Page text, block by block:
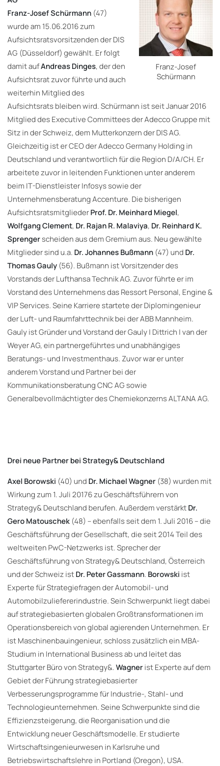
Franz-Josef
Schürmann
Franz-Josef Schürmann (47)
wurde am 15.06.2016 zum
Aufsichtsratsvorsitzenden der DIS
AG (Düsseldorf) gewählt. Er folgt
damit aufAndreas Dinges, der den
Aufsichtsrat zuvor führte und auch
weiterhin Mitglied des
Aufsichtsrats bleiben wird. Schürmann ist seit Januar 2016
Mitglied des Executive Committees der Adecco Gruppe mit
Sitz in der Schweiz, dem Mutterkonzern der DIS AG.
Gleichzeitig ist er CEO der Adecco Germany Holding in
Deutschland und verantwortlich für die Region D/A/CH. Er
arbeitete zuvor in leitenden Funktionen unter anderem
beim IT-Dienstleister Infosys sowie der
Unternehmensberatung Accenture. Die bisherigen
AufsichtsratsmitgliederProf. Dr. Meinhard Miegel,
Wolfgang Clement, Dr. Rajan R. Malaviya, Dr. Reinhard K.
Sprengerscheiden aus dem Gremium aus. Neu gewählte
Mitglieder sind u.a. Dr. Johannes Bußmann (47) und Dr.
Thomas Gauly (56). Bußmann ist Vorsitzender des
Vorstands der Lufthansa Technik AG. Zuvor führte er im
Vorstand des Unternehmens das Ressort Personal, Engine &
VIP Services. Seine Karriere startete der Diplomingenieur
der Luft- und Raumfahrttechnik bei der ABB Mannheim.
Gauly ist Gründer und Vorstand der Gauly | Dittrich | van der
Weyer AG, ein partnergeführtes und unabhängiges
Beratungs- und Investmenthaus. Zuvor war er unter
anderem Vorstand und Partner bei der
Kommunikationsberatung CNC AG sowie
Generalbevollmächtigter des Chemiekonzerns ALTANA AG.
Drei neue Partner bei Strategy& Deutschland
Axel Borowski (40) und Dr. Michael Wagner (38) wurden mit
Wirkung zum 1. Juli 20176 zu Geschäftsführern von
Strategy& Deutschland berufen. Außerdem verstärktDr.
Gero Matouschek (48) – ebenfalls seit dem 1. Juli 2016 – die
Geschäftsführung der Gesellschaft, die seit 2014 Teil des
weltweiten PwC-Netzwerks ist. Sprecher der
Geschäftsführung von Strategy& Deutschland, Österreich
und der Schweiz istDr. Peter Gassmann. Borowski ist
Experte für Strategiefragen der Automobil- und
Automobilzuliefererindustrie. Sein Schwerpunkt liegt dabei
auf strategiebasierten globalen Großtransformationen im
Operationsbereich von global agierenden Unternehmen. Er
ist Maschinenbauingenieur, schloss zusätzlich ein MBA-
Studium in International Business ab und leitet das
Stuttgarter Büro von Strategy&.Wagnerist Experte auf dem
Gebiet der Führung strategiebasierter
Verbesserungsprogramme für Industrie-, Stahl- und
Technologieunternehmen. Seine Schwerpunkte sind die
Effizienzsteigerung, die Reorganisation und die
Entwicklung neuer Geschäftsmodelle. Er studierte
Wirtschaftsingenieurwesen in Karlsruhe und
Betriebswirtschaftslehre in Portland (Oregon), USA.